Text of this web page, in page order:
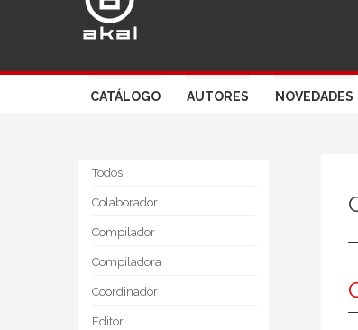
CATÁLOGO AUTORES NOVEDADES
Todos
Colaborador
Compilador
Compiladora
Coordinador
Editor